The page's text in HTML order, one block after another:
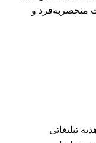
منحصربه‌فرد و